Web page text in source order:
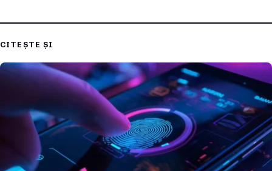
CITEȘTE ȘI